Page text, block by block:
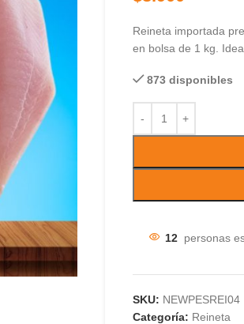
Reineta importada
en bolsa de 1 kg.
873 disponibles
12 personas
SKU: NEWPESREI04
Categoría: Reineta